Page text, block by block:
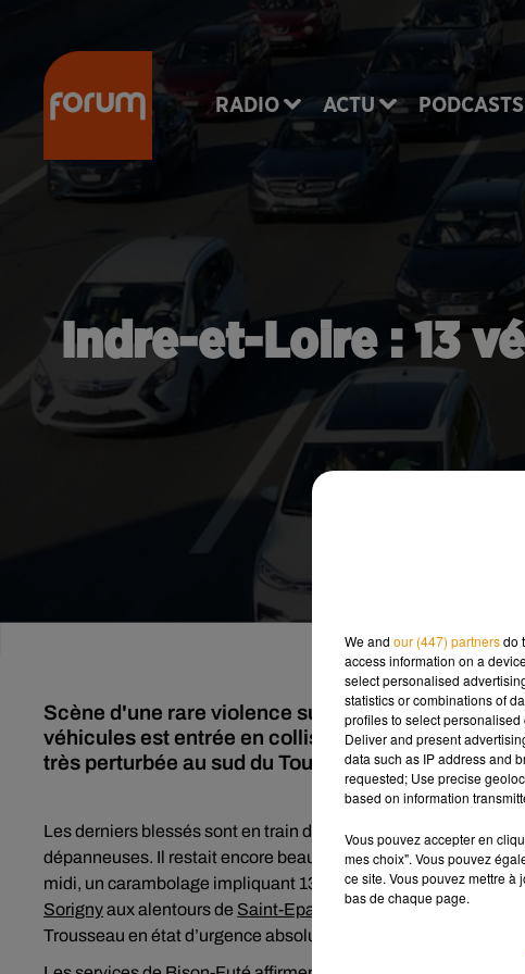
RADIO ACTU PODCASTS
Indre-et-Loire : 13
Scène d'une rare violence survenue en début
véhicules est entrée en collision sur l'autoroute
très perturbée au sud du Tours.
Les derniers blessés sont en train d’être évacués vers les
dépanneuses. Il restait encore beaucoup de débris et de tôles
midi, un carambolage impliquant 13 véhicules dont deux poids
Sorignyaux alentours de Saint-Epain
. Parmi les accidentés,
Trousseau en état d’urgence absolue. 21 personnes ont été
We and our (447) partnersdo
access information on a
select personalised
statistics or combinations of
profiles to select personalised
Deliver and present
data such as IP address and
requested; Use precise
based on information
Vous pouvez accepter en
mes choix". Vous pouvez
ce site. Vous pouvez mettre à
bas de chaque page.